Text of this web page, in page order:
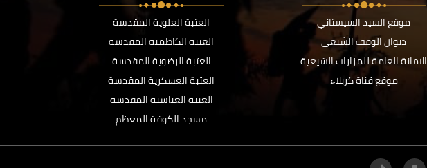
موقع السيد السيستاني
ديوان الوقف الشيعي
الامانة العامة للمزارات الشيعية
موقع قناة كربلاء
العتبة العلوية المقدسة
العتبة الكاظمية المقدسة
العتبة الرضوية المقدسة
العتبة العسكرية المقدسة
العتبة العباسية المقدسة
مسجد الكوفة المعظم